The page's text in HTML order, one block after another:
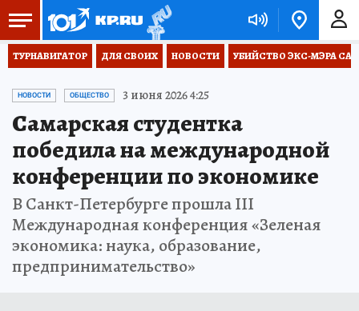
ТУРНАВИГАТОР ДЛЯ СВОИХ НОВОСТИ УБИЙСТВО ЭКС-МЭРА
НОВОСТИ ОБЩЕСТВО 3 июня 2026 4:25
Самарская студентка
победила на международной
конференции по экономике
В Санкт-Петербурге прошла III
Международная конференция «Зеленая
экономика: наука, образование,
предпринимательство»